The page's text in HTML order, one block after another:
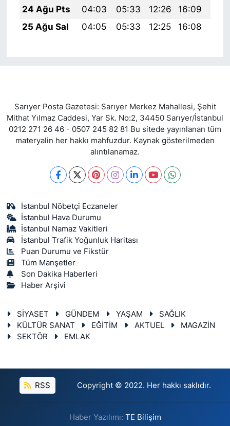
24 Ağu Pts
04:03 05:33 12:26 16:09
25 Ağu Sal
04:05 05:33 12:25 16:08
Sarıyer Posta Gazetesi: Sarıyer Merkez Mahallesi, Şehit
Mithat Yılmaz Caddesi, Yar Sk. No:2, 34450 Sarıyer/İstanbul
0212 271 26 46 - 0507 245 82 81 Bu sitede yayınlanan tüm
materyalin her hakkı mahfuzdur. Kaynak gösterilmeden
alıntılanamaz.
İstanbul Nöbetçi Eczaneler
İstanbul Hava Durumu
İstanbul Namaz Vakitleri
İstanbul Trafik Yoğunluk Haritası
Puan Durumu ve Fikstür
Tüm Manşetler
Son Dakika Haberleri
Haber Arşivi
SİYASET GÜNDEM YAŞAM
SAĞLIK
KÜLTÜR SANAT
EĞİTİM AKTUEL
MAGAZİN
SEKTÖR
EMLAK
RSS Copyright © 2022. Her hakkı saklıdır.
Haber Yazılımı: TE Bilişim